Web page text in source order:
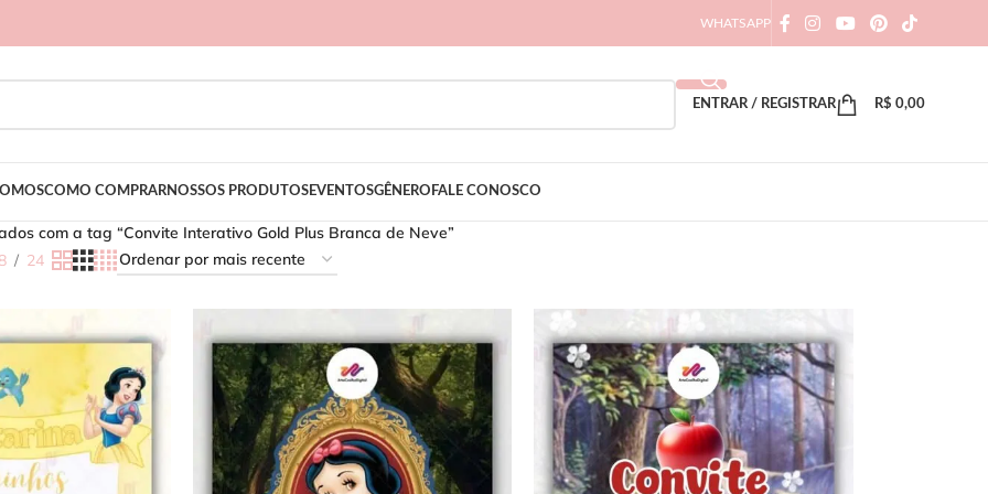
WHATSAPP
ENTRAR / REGISTRAR R$ 0,00
COMO COMPRARNOSSOS PRODUTOSEVENTOSGÊNERO FALE CONOSCO
com a tag “Convite Interativo Gold Plus Branca de Neve”
24